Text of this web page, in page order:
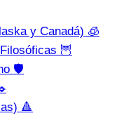
y Canadá) 🧊
🦉
🛡️
🔺